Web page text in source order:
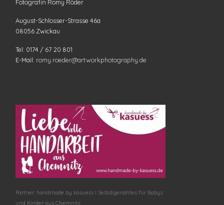
Fotografin Romy Röder
August-Schlosser-Strasse 46a
08056 Zwickau
Tel: 0174 / 67 20 801
E-Mail: romy.roeder@artworkphotography.de
Partner: handmade by kasuess I Selbstgenähtes für Babys
und Kinder aus Chemnitz